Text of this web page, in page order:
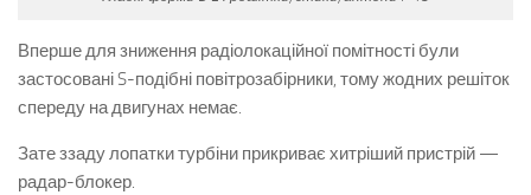
Вперше для зниження радіолокаційної помітності були
застосовані S-подібні повітрозабірники, тому жодних решіток
спереду на двигунах немає.
Зате ззаду лопатки турбіни прикриває хитріший пристрій —
радар-блокер.